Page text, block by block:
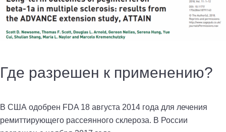
Где разрешен к применению?
В США одобрен FDA 18 августа 2014 года для лечения
ремиттирующего рассеянного склероза. В России